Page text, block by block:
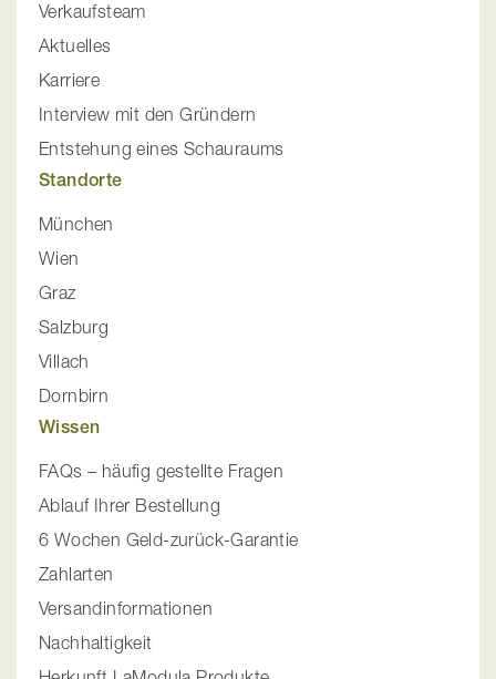
Verkaufsteam
Aktuelles
Karriere
Interview mit den Gründern
Entstehung eines Schauraums
Standorte
München
Wien
Graz
Salzburg
Villach
Dornbirn
Wissen
FAQs – häufig gestellte Fragen
Ablauf Ihrer Bestellung
6 Wochen Geld-zurück-Garantie
Zahlarten
Versandinformationen
Nachhaltigkeit